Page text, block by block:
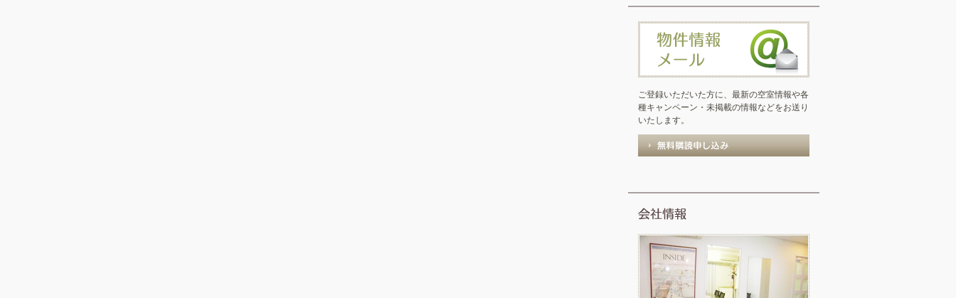
ご登録いただいた方に、最新の空室情報や各
種キャンペーン・未掲載の情報などをお送り
いたします。